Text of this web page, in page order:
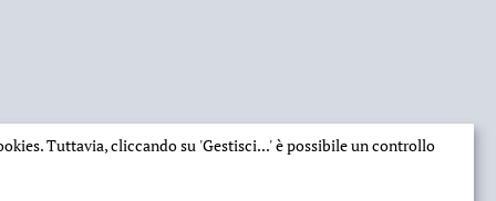
Tuttavia, cliccando su 'Gestisci...'è possibile un controllo